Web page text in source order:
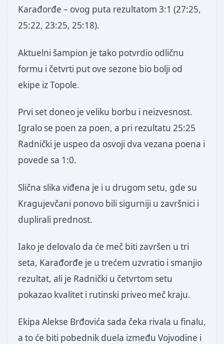
Karađorđe – ovog puta rezultatom 3:1 (27:25,
25:22, 23:25, 25:18).
Aktuelni šampion je tako potvrdio odličnu
formu i četvrti put ove sezone bio bolji od
ekipe iz Topole.
Prvi set doneo je veliku borbu i neizvesnost.
Igralo se poen za poen, a pri rezultatu 25:25
Radnički je uspeo da osvoji dva vezana poena i
povede sa 1:0.
Slična slika viđena je i u drugom setu, gde su
Kragujevčani ponovo bili sigurniji u završnici i
duplirali prednost.
Iako je delovalo da će meč biti završen u tri
seta, Karađorđe je u trećem uzvratio i smanjio
rezultat, ali je Radnički u četvrtom setu
pokazao kvalitet i rutinski priveo meč kraju.
Ekipa Alekse Brđovića sada čeka rivala u finalu,
a to će biti pobednik duela između Vojvodine i